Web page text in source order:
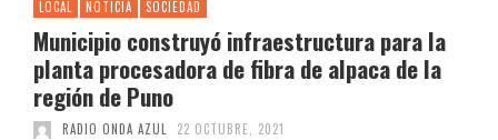
LOCAL NOTICIA SOCIEDAD
Municipio construyó infraestructura para la
planta procesadora de fibra de alpaca de la
región de Puno
RADIO ONDA AZUL 22 OCTUBRE, 2021